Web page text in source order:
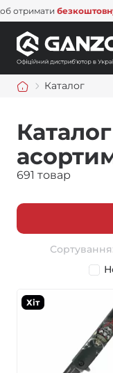
безкоштовну
Каталог
691 товар
Хіт